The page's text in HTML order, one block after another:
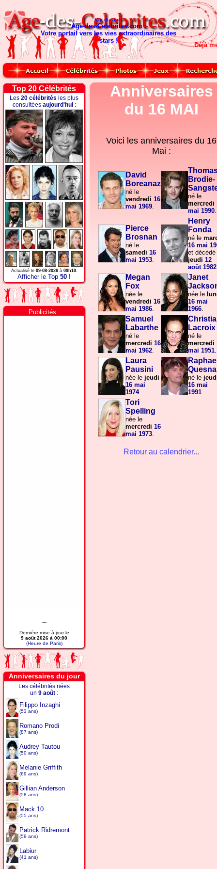
Mot du jour :
Age-des-Celebrites.com :
Votre portail vers les vies extraordinaires des
stars !
Déjà
Top 20 Célébrités
Les 20 célébrités les plus
consultées aujourd'hui:
Actualisé le 09-08-2026à 09h10.
Afficher le Top 50 !
Publicités :
---
Dernière mise à jour le
9 août 2026 à 00:00
(Heure de Paris)
Anniversaires du jour
Les célébrités nées
un 9 août :
Filippo Inzaghi
(53 ans)
Romano Prodi
(87 ans)
Audrey Tautou
(50 ans)
Melanie Griffith
(69 ans)
Gillian Anderson
(58 ans)
Mack 10
(55 ans)
Patrick Ridremont
(59 ans)
Labiur
(41 ans)
Anniversaires
du 16 MAI
Voici les anniversaires du 16
Mai :
David
Boreanaz
né le
vendredi 16
mai 1969.
Brodie-
né le
mercredi
mai 1990.
Pierce
Brosnan
né le
samedi 16
mai 1953.
Henry
Fonda
né le
16 mai
et décédé
jeudi 12
août 1982
Megan
Fox
née le
vendredi 16
mai 1986.
Janet
née le
16 mai
1966.
Samuel
Labarthe
né le
mercredi 16
mai 1962.
Lacroix
né le
mercredi
mai 1951.
Laura
Pausini
née le jeudi
16 mai
1974.
né le
16 mai
1991.
Tori
Spelling
née le
mercredi 16
mai 1973.
Retour au calendrier...